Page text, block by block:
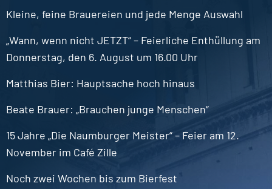
Kleine, feine Brauereien und jede Menge Auswahl
„Wann, wenn nicht JETZT“ – Feierliche Enthüllung am
Donnerstag, den 6. August um 16.00 Uhr
Matthias Bier Hauptsache hoch hinaus
Beate Brauer „Brauchen junge Menschen“
15 Jahre „Die Naumburger Meister“ – Feier am 12.
November im Café Zille
Noch zwei Wochen bis zum Bierfest